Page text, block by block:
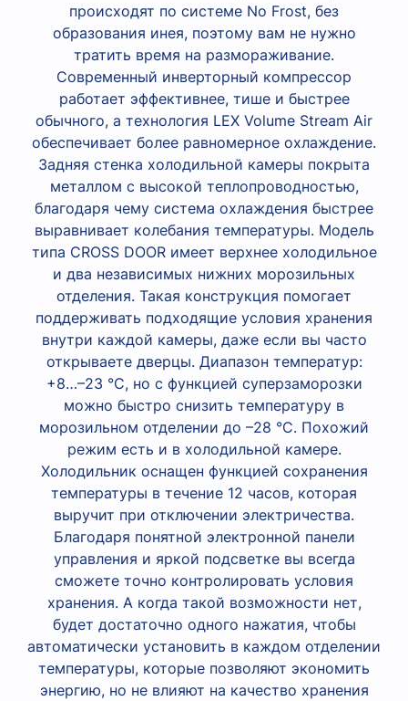
происходят по системе No Frost, без
образования инея, поэтому вам не нужно
тратить время на размораживание.
Современный инверторный компрессор
работает эффективнее, тише и быстрее
обычного, а технология LEX Volume Stream Air
обеспечивает более равномерное охлаждение.
Задняя стенка холодильной камеры покрыта
металлом с высокой теплопроводностью,
благодаря чему система охлаждения быстрее
выравнивает колебания температуры. Модель
типа CROSS DOOR имеет верхнее холодильное
и два независимых нижних морозильных
отделения. Такая конструкция помогает
поддерживать подходящие условия хранения
внутри каждой камеры, даже если вы часто
открываете дверцы. Диапазон температур:
+8…–23 °C, но с функцией суперзаморозки
можно быстро снизить температуру в
морозильном отделении до –28 °С. Похожий
режим есть и в холодильной камере.
Холодильник оснащен функцией сохранения
температуры в течение 12 часов, которая
выручит при отключении электричества.
Благодаря понятной электронной панели
управления и яркой подсветке вы всегда
сможете точно контролировать условия
хранения. А когда такой возможности нет,
будет достаточно одного нажатия, чтобы
автоматически установить в каждом отделении
температуры, которые позволяют экономить
энергию, но не влияют на качество хранения